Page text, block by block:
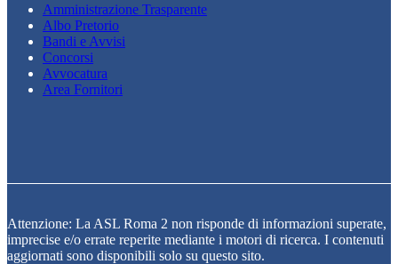
Amministrazione Trasparente
Albo Pretorio
Bandi e Avvisi
Concorsi
Avvocatura
Area Fornitori
Attenzione: La ASL Roma 2 non risponde di informazioni superate,
imprecise e/o errate reperite mediante i motori di ricerca. I contenuti
aggiornati sono disponibili solo su questo sito.